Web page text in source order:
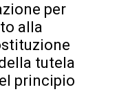
per
alla
tutela
principio